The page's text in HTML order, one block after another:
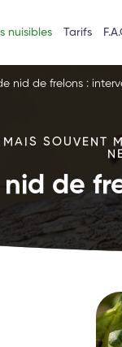
nuisibles Tarifs
nid de frelons :
SOUVENT
de